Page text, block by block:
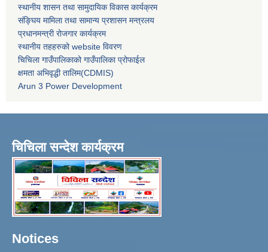
स्थानीय शासन तथा सामुदायिक विकास कार्यक्रम
संङ्घिय मामिला तथा सामान्य प्रशासन मन्त्रलय
प्रधानमन्त्री रोजगार कार्यक्रम
स्थानीय तहहरुको website विवरण
चिचिला गाउँपालिकाको गाउँपालिका प्रोफाईल
क्षमता अभिवृद्धी तालिम(CDMIS)
Arun 3 Power Development
चिचिला सन्देश कार्यक्रम
Notices